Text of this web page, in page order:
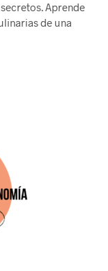
Aprende
de una